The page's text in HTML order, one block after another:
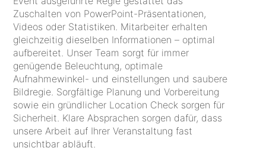
Zuschalten von PowerPoint-Präsentationen,
Videos oder Statistiken. Mitarbeiter erhalten
gleichzeitig dieselben Informationen – optimal
aufbereitet. Unser Team sorgt für immer
genügende Beleuchtung, optimale
Aufnahmewinkel- und einstellungen und saubere
Bildregie. Sorgfältige Planung und Vorbereitung
sowie ein gründlicher Location Check sorgen für
Sicherheit. Klare Absprachen sorgen dafür, dass
unsere Arbeit auf Ihrer Veranstaltung fast
unsichtbar abläuft.